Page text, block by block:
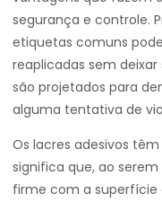
segurança e controle.
etiquetas comuns
reaplicadas sem deixar
são projetados para
alguma tentativa de
Os lacres adesivos
significa que, ao
firme com a superfície